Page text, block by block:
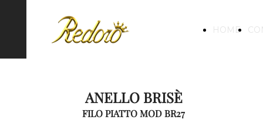
HOME
ANELLO BRISÈ
FILO PIATTO MOD BR27